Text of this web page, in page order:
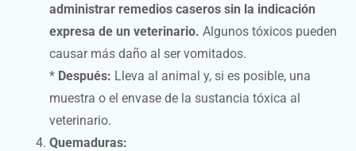
administrar remedios caseros sin la indicación
expresa de un veterinario. Algunos tóxicos pueden
causar más daño al ser vomitados.
* Después: Lleva al animal y, si es posible, una
muestra o el envase de la sustancia tóxica al
veterinario.
Quemaduras: